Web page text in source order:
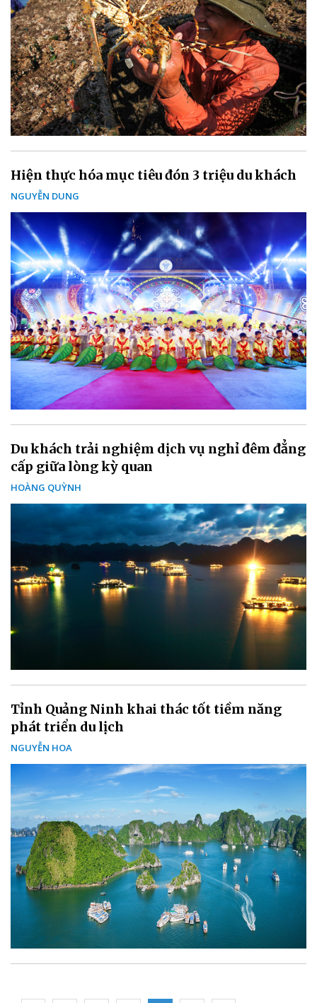
Hiện thực hóa mục tiêu đón 3 triệu du khách
NGUYỄN DUNG
Du khách trải nghiệm dịch vụ nghỉ đêm đẳng
cấp giữa lòng kỳ quan
HOÀNG QUỲNH
Tỉnh Quảng Ninh khai thác tốt tiềm năng
phát triển du lịch
NGUYỄN HOA